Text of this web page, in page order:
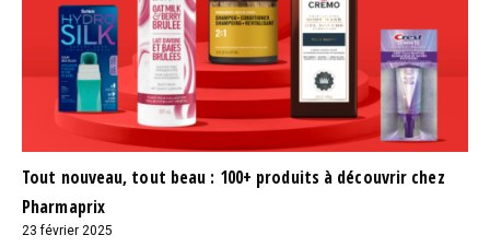
Tout nouveau, tout beau : 100+ produits à découvrir chez
Pharmaprix
23 février 2025